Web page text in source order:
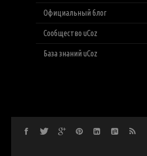
Официальный блог
Сообщество uCoz
База знаний uCoz